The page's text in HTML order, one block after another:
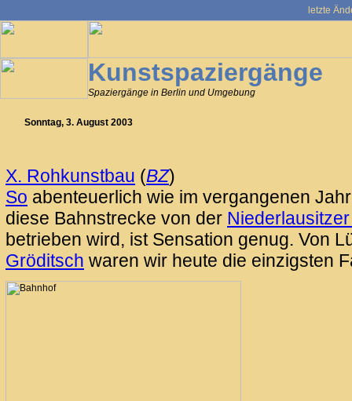
letzte
Kunstspaziergänge
Spaziergänge in Berlin und Umgebung
Sonntag, 3. August 2003
X. Rohkunstbau (BZ)
So abenteuerlich wie im vergangenen
diese Bahnstrecke von der
betrieben wird, ist Sensation genug. Von
Gröditsch waren wir heute die einzigsten